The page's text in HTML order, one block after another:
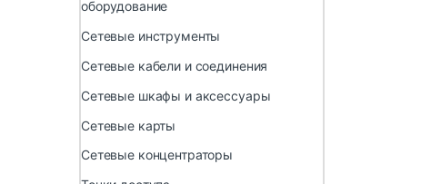
оборудование
Сетевые инструменты
Сетевые кабели и соединения
Сетевые шкафы и аксессуары
Сетевые карты
Сетевые концентраторы